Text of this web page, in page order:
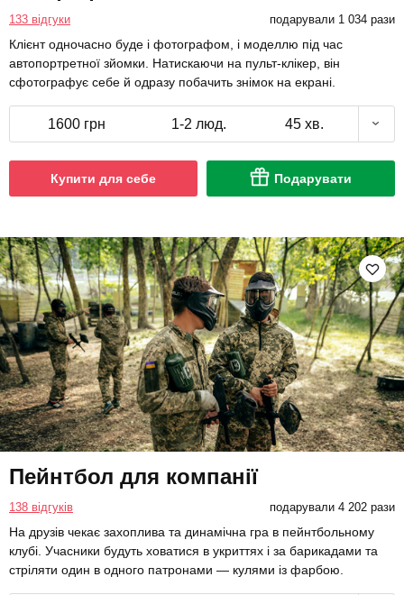
133 відгуки подарували 1 034 рази
Клієнт одночасно буде і фотографом, і моделлю під час
автопортретної зйомки. Натискаючи на пульт-клікер, він
сфотографує себе й одразу побачить знімок на екрані.
1600 грн 1-2 люд. 45 хв.
Купити для себе Подарувати
Пейнтбол для компанії
138 відгуків подарували 4 202 рази
На друзів чекає захоплива та динамічна гра в пейнтбольному
клубі. Учасники будуть ховатися в укриттях і за барикадами та
стріляти один в одного патронами — кулями із фарбою.